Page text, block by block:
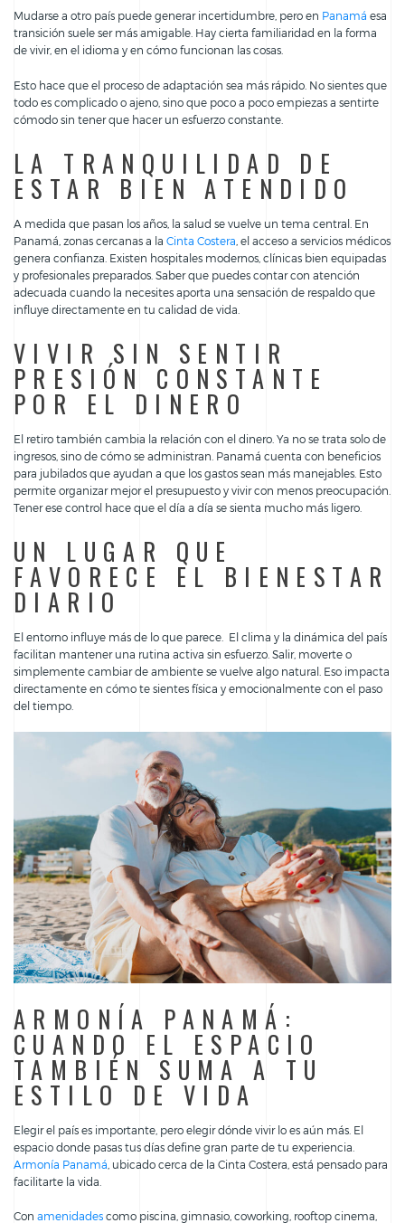
Mudarse a otro país puede generar incertidumbre, pero en Panamá esa
transición suele ser más amigable. Hay cierta familiaridad en la forma
de vivir, en el idioma y en cómo funcionan las cosas.
Esto hace que el proceso de adaptación sea más rápido. No sientes que
todo es complicado o ajeno, sino que poco a poco empiezas a sentirte
cómodo sin tener que hacer un esfuerzo constante.
LA TRANQUILIDAD DE
ESTAR BIEN ATENDIDO
A medida que pasan los años, la salud se vuelve un tema central. En
Panamá, zonas cercanas a la Cinta Costera , el acceso a servicios médicos
genera confianza. Existen hospitales modernos, clínicas bien equipadas
y profesionales preparados. Saber que puedes contar con atención
adecuada cuando la necesites aporta una sensación de respaldo que
influye directamente en tu calidad de vida.
VIVIR SIN SENTIR
PRESIÓN CONSTANTE
POR EL DINERO
El retiro también cambia la relación con el dinero. Ya no se trata solo de
ingresos, sino de cómo se administran. Panamá cuenta con beneficios
para jubilados que ayudan a que los gastos sean más manejables. Esto
permite organizar mejor el presupuesto y vivir con menos preocupación.
Tener ese control hace que el día a día se sienta mucho más ligero.
UN LUGAR QUE
FAVORECE EL BIENESTAR
DIARIO
El entorno influye más de lo que parece. El clima y la dinámica del país
facilitan mantener una rutina activa sin esfuerzo. Salir, moverte o
simplemente cambiar de ambiente se vuelve algo natural. Eso impacta
directamente en cómo te sientes física y emocionalmente con el paso
del tiempo.
ARMONÍA PANAMÁ:
CUANDO EL ESPACIO
TAMBIÉN SUMA A TU
ESTILO DE VIDA
Elegir el país es importante, pero elegir dónde vivir lo es aún más. El
espacio donde pasas tus días define gran parte de tu experiencia.
Armonía Panamá , ubicado cerca de la Cinta Costera, está pensado para
facilitarte la vida.
Con amenidades como piscina, gimnasio, coworking, rooftop cinema,